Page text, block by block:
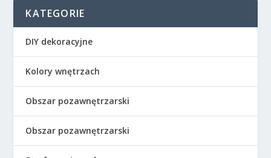
KATEGORIE
DIY dekoracyjne
Kolory wnętrzach
Obszar pozawnętrzarski
Obszar pozawnętrzarski